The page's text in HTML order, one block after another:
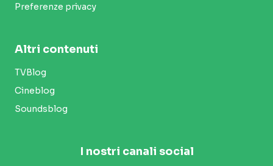
Preferenze privacy
Altri contenuti
TVBlog
Cineblog
Soundsblog
I nostri canali social